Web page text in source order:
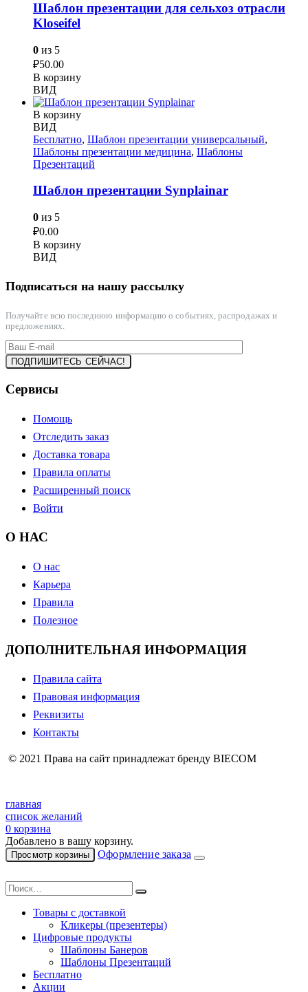
Шаблон презентации для сельхоз отрасли
Kloseifel
0 из 5
₽50.00
В корзину
ВИД
В корзину
ВИД
Бесплатно, Шаблон презентации универсальный,
Шаблоны презентации медицина, Шаблоны
Презентаций
Шаблон презентации Synplainar
0 из 5
₽0.00
В корзину
ВИД
Подписаться на нашу рассылку
Получайте всю последнюю информацию о событиях, распродажах и
предложениях.
Сервисы
Помощь
Отследить заказ
Доставка товара
Правила оплаты
Расширенный поиск
Войти
О НАС
О нас
Карьера
Правила
Полезное
ДОПОЛНИТЕЛЬНАЯ ИНФОРМАЦИЯ
Правила сайта
Правовая информация
Реквизиты
Контакты
© 2021 Права на сайт принадлежат бренду BIECOM
главная
список желаний
0 корзина
Добавлено в вашу корзину.
Просмотр корзины Оформление заказа
Товары с доставкой
Кликеры (презентеры)
Цифровые продукты
Шаблоны Банеров
Шаблоны Презентаций
Бесплатно
Акции